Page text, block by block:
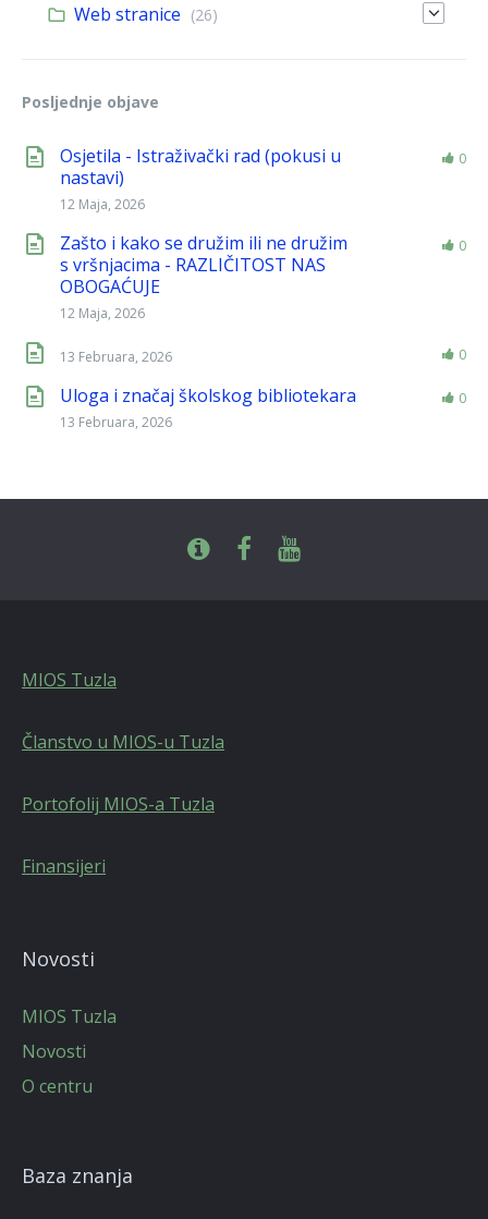
Web stranice (26)
Posljednje objave
Osjetila - Istraživački rad (pokusi u
nastavi)
12 Maja, 2026
0
Zašto i kako se družim ili ne družim
s vršnjacima - RAZLIČITOST NAS
OBOGAĆUJE
12 Maja, 2026
0
13 Februara, 2026 0
Uloga i značaj školskog bibliotekara
13 Februara, 2026
0
MIOS Tuzla
Članstvo u MIOS-u Tuzla
Portofolij MIOS-a Tuzla
Finansijeri
Novosti
MIOS Tuzla
Novosti
O centru
Baza znanja